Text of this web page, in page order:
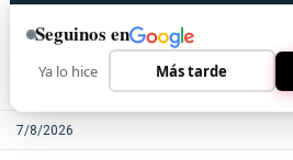
7/8/2026
Seguinos en
Ya lo hice Más tarde